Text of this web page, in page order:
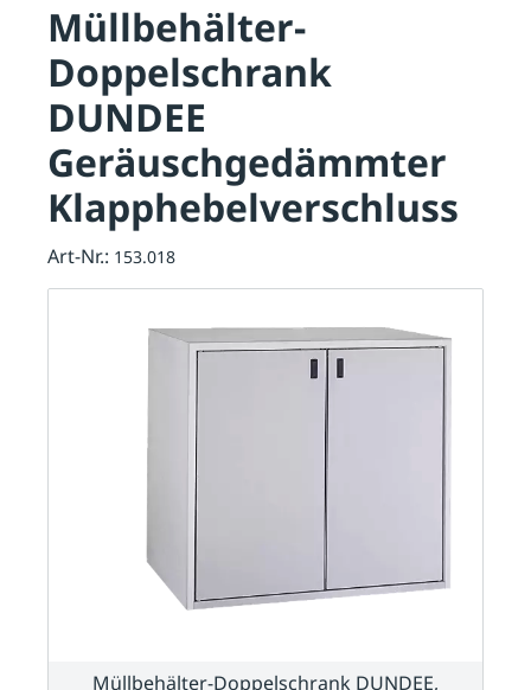
Müllbehälter-
Doppelschrank
DUNDEE
Geräuschgedämmter
Klapphebelverschluss
Art-Nr.: 153.018
Müllbehälter-Doppelschrank DUNDEE,